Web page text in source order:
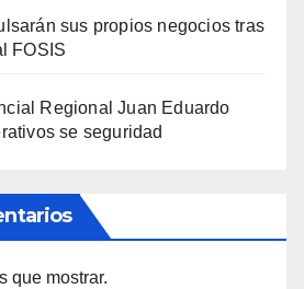
sus propios negocios tras
FOSIS
Regional Juan Eduardo
se seguridad
que mostrar.